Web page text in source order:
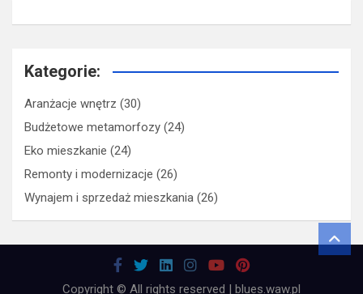
Kategorie:
Aranżacje wnętrz (30)
Budżetowe metamorfozy (24)
Eko mieszkanie (24)
Remonty i modernizacje (26)
Wynajem i sprzedaż mieszkania (26)
Copyright © All rights reserved | blues.waw.pl